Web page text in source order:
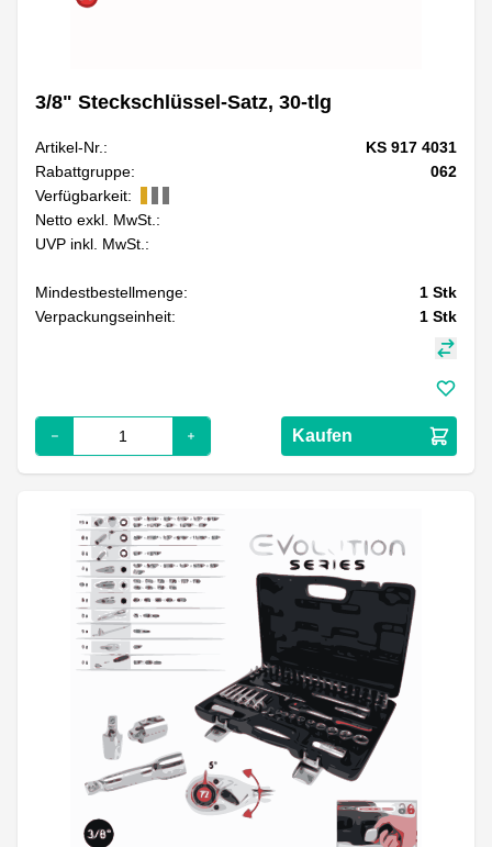
3/8" Steckschlüssel-Satz, 30-tlg
Artikel-Nr.:
KS 917 4031
Rabattgruppe:
062
Verfügbarkeit:
Netto exkl. MwSt.:
UVP inkl. MwSt.:
Mindestbestellmenge: 1 Stk
Verpackungseinheit:
1 Stk
Kaufen